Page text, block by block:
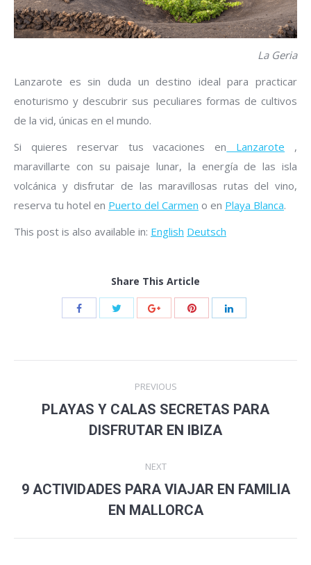
La Geria
Lanzarote es sin duda un destino ideal para practicar
enoturismo y descubrir sus peculiares formas de cultivos
de la vid, únicas en el mundo.
Si quieres reservar tus vacaciones en Lanzarote ,
maravillarte con su paisaje lunar, la energía de las isla
volcánica y disfrutar de las maravillosas rutas del vino,
reserva tu hotel en Puerto del Carmen o en Playa Blanca.
This post is also available in: English Deutsch
Share This Article
navigation
PREVIOUS
Previous
post:
PLAYAS Y CALAS SECRETAS PARA
DISFRUTAR EN IBIZA
NEXT
Next
post:
9 ACTIVIDADES PARA VIAJAR EN FAMILIA
EN MALLORCA